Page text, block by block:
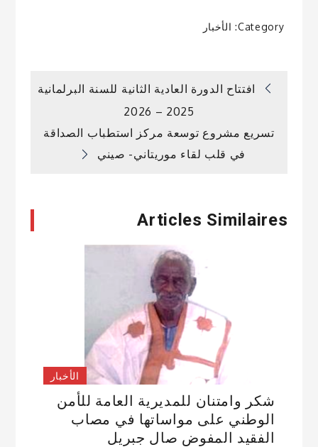
Category: الأخبار
تصفّح
المقالات
افتتاح الدورة العادية الثانية للسنة البرلمانية
2025 – 2026
تسريع مشروع توسعة مركز استطباب الصداقة
في قلب لقاء موريتاني- صيني
Articles Similaires
الأخبار
شكر وامتنان للمديرية العامة للأمن
الوطني على مواساتها في مصاب
الفقيد المفوض صال جبريل